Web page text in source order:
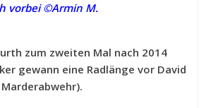
vorbei ©Armin M.
zum zweiten Mal nach 2014
gewann eine Radlänge vor David